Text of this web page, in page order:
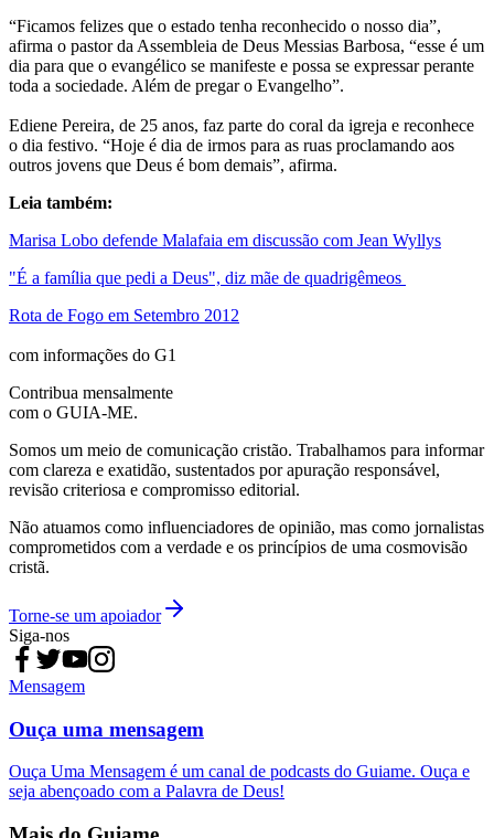
“Ficamos felizes que o estado tenha reconhecido o nosso dia”,
afirma o pastor da Assembleia de Deus Messias Barbosa, “esse é um
dia para que o evangélico se manifeste e possa se expressar perante
toda a sociedade. Além de pregar o Evangelho”.
Ediene Pereira, de 25 anos, faz parte do coral da igreja e reconhece
o dia festivo. “Hoje é dia de irmos para as ruas proclamando aos
outros jovens que Deus é bom demais”, afirma.
Leia também:
Marisa Lobo defende Malafaia em discussão com Jean Wyllys
"É a família que pedi a Deus", diz mãe de quadrigêmeos
Rota de Fogo em Setembro 2012
com informações do G1
Contribua mensalmente
com o GUIA-ME.
Somos um meio de comunicação cristão. Trabalhamos para informar
com clareza e exatidão, sustentados por apuração responsável,
revisão criteriosa e compromisso editorial.
Não atuamos como influenciadores de opinião, mas como jornalistas
comprometidos com a verdade e os princípios de uma cosmovisão
cristã.
Torne-se um apoiador
Siga-nos
Mensagem
Ouça uma mensagem
Ouça Uma Mensagem é um canal de podcasts do Guiame. Ouça e
seja abençoado com a Palavra de Deus!